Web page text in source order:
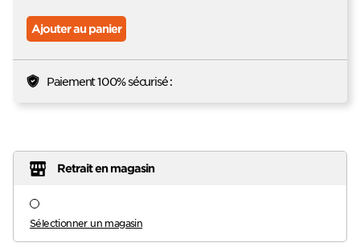
Ajouter au panier
Paiement 100% sécurisé :
Retrait en magasin
Sélectionner un magasin